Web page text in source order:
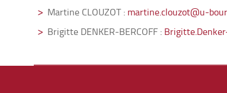
Martine CLOUZOT : martine.clouzot@u-
Brigitte DENKER-BERCOFF :